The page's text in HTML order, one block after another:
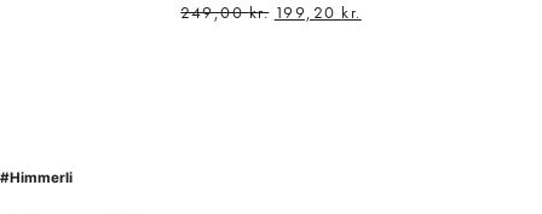
249,00kr. 199,20 kr.
#Himmerli